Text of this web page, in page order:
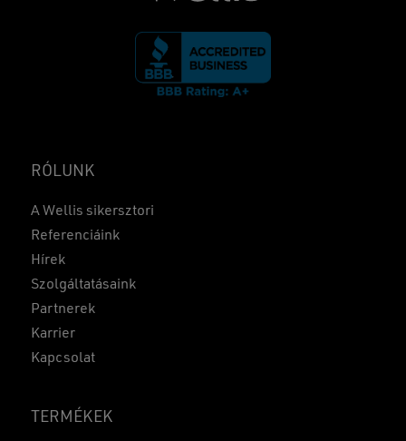
RÓLUNK
A Wellis sikersztori
Referenciáink
Hírek
Szolgáltatásaink
Partnerek
Karrier
Kapcsolat
TERMÉKEK